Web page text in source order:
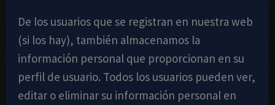
De los usuarios que se registran en nuestra web
(si los hay), también almacenamos la
información personal que proporcionan en su
perfil de usuario. Todos los usuarios pueden ver,
editar o eliminar su información personal en